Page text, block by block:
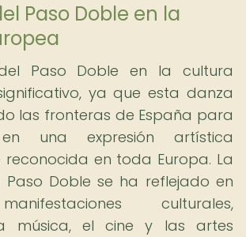
Paso Doble en la
Paso Doble en la cultura
ya que esta danza
las fronteras de España para
en una expresión artística
en toda Europa. La
Paso Doble se ha reflejado en
culturales,
música, el cine y las artes